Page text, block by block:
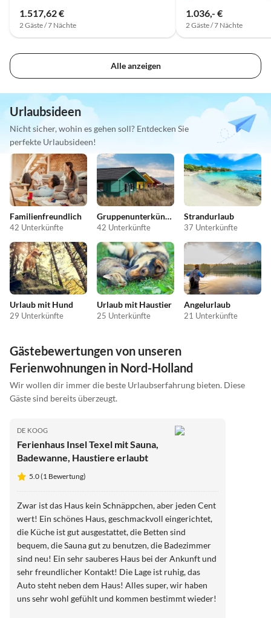
1.517,62 €
2 Gäste / 7 Nächte
1.036,- €
2 Gäste / 7 Nächte
Alle anzeigen
Urlaubsideen
Nicht sicher, wohin es gehen soll? Entdecken Sie
perfekte Urlaubsideen!
Familienfreundlich
42 Unterkünfte
Gruppenunterkünfte
42 Unterkünfte
Strandurlaub
37 Unterkünfte
Urlaub mit Hund
29 Unterkünfte
Urlaub mit Haustier
25 Unterkünfte
Angelurlaub
21 Unterkünfte
Gästebewertungen von unseren
Ferienwohnungen in Nord-Holland
Wir wollen dir immer die beste Urlaubserfahrung bieten. Diese
Gäste sind bereits überzeugt.
DE KOOG
Ferienhaus Insel Texel mit Sauna,
Badewanne, Haustiere erlaubt
5.0 (1 Bewertung)
Zwar ist das Haus kein Schnäppchen, aber jeden Cent
wert! Ein schönes Haus, geschmackvoll eingerichtet,
die Küche ist gut ausgestattet, die Betten sind
bequem, die Sauna gut zu benutzen, die Badezimmer
sind neu! Ein sehr sauberes Haus bei der Ankunft und
sehr freundlicher Kontakt! Die Lage ist ruhig, das
Auto steht neben dem Haus! Alles super, wir haben
uns sehr wohl gefühlt und kommen bestimmt wieder!